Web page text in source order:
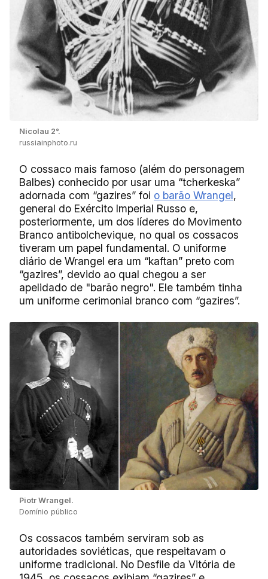
Nicolau 2°.
russiainphoto.ru
O cossaco mais famoso (além do personagem
Balbes) conhecido por usar uma “tcherkeska”
adornada com “gazires” foi o barão Wrangel,
general do Exército Imperial Russo e,
posteriormente, um dos líderes do Movimento
Branco antibolchevique, no qual os cossacos
tiveram um papel fundamental. O uniforme
diário de Wrangel era um “kaftan” preto com
“gazires”, devido ao qual chegou a ser
apelidado de "barão negro". Ele também tinha
um uniforme cerimonial branco com “gazires”.
Piotr Wrangel.
Domínio público
Os cossacos também serviram sob as
autoridades soviéticas, que respeitavam o
uniforme tradicional. No Desfile da Vitória de